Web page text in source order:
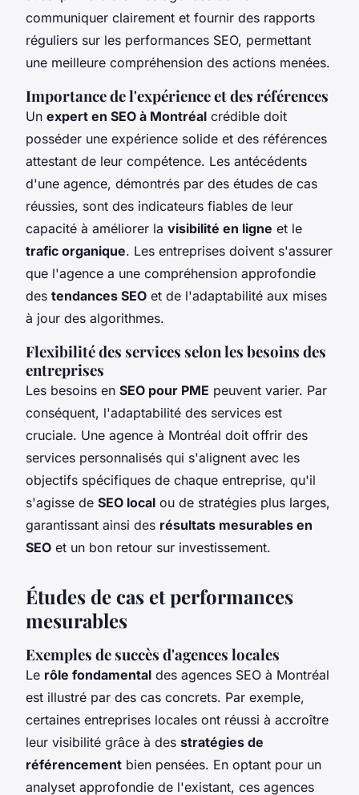
communiquer clairement et fournir des rapports
réguliers sur les performances SEO, permettant
une meilleure compréhension des actions menées.
Importance de l'expérience et des références
Un expert en SEO à Montréal crédible doit
posséder une expérience solide et des références
attestant de leur compétence. Les antécédents
d'une agence, démontrés par des études de cas
réussies, sont des indicateurs fiables de leur
capacité à améliorer la visibilité en ligne et le
trafic organique. Les entreprises doivent s'assurer
que l'agence a une compréhension approfondie
des tendances SEO et de l'adaptabilité aux mises
à jour des algorithmes.
Flexibilité des services selon les besoins des
entreprises
Les besoins en SEO pour PME peuvent varier. Par
conséquent, l'adaptabilité des services est
cruciale. Une agence à Montréal doit offrir des
services personnalisés qui s'alignent avec les
objectifs spécifiques de chaque entreprise, qu'il
s'agisse de SEO local ou de stratégies plus larges,
garantissant ainsi des résultats mesurables en
SEO et un bon retour sur investissement.
Études de cas et performances
mesurables
Exemples de succès d'agences locales
Le rôle fondamental des agences SEO à Montréal
est illustré par des cas concrets. Par exemple,
certaines entreprises locales ont réussi à accroître
leur visibilité grâce à des stratégies de
référencement bien pensées. En optant pour un
analyset approfondie de l'existant, ces agences